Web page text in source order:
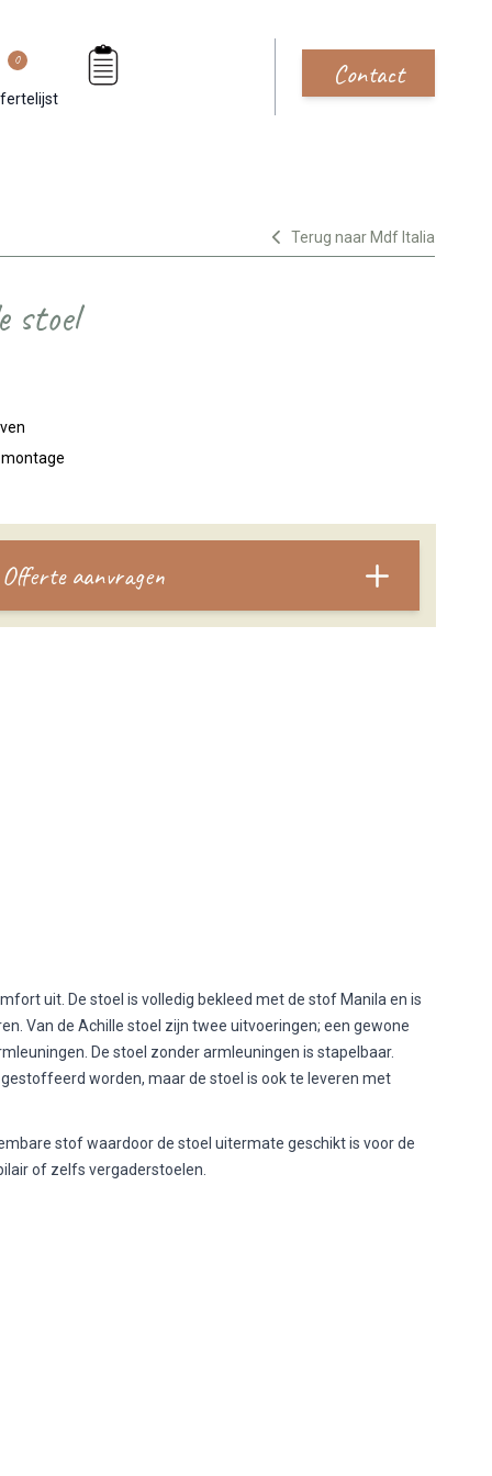
0 Contact
Terug naar Mdf Italia
stoel
Offerte aanvragen
uit. De stoel is volledig bekleed met de stof Manila en is
Van de Achille stoel zijn twee uitvoeringen; een gewone
De stoel zonder armleuningen is stapelbaar.
worden, maar de stoel is ook te leveren met
stof waardoor de stoel uitermate geschikt is voor de
of zelfs vergaderstoelen.